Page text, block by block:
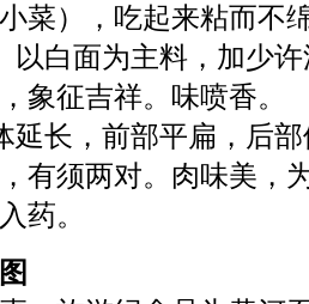
菜），吃起来粘而不
面为主料，加少许
象征吉祥。味喷香。
，前部平扁，后部
有须两对。肉味美，
药。